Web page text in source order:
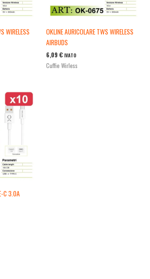
WIRELESS
OKLINE AURICOLARE TWS WIRELESS
AIRBUDS
6,09 € IVATO
Cuffie Wirless
C 3.0A